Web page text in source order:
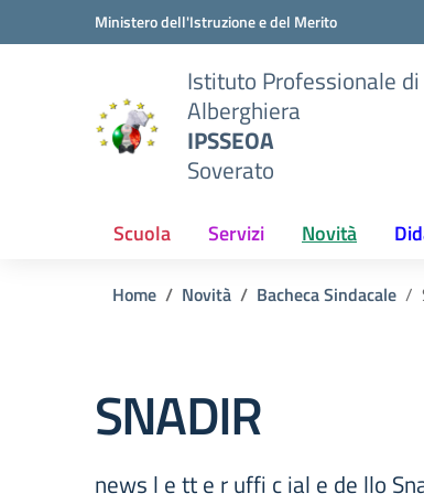
Vai ai contenuti
Vai al menu di navigazioneMinistero dell'Istruzione e del Merito
Istituto Professionale
Alberghiera
IPSSEOA
Soverato
Scuola Servizi Novità
Home Novità Bacheca Sindacale
SNADIR
news l e tt e r uffi c ial e de llo